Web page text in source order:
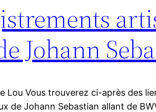
Johann
Lou Vous trouverez ci-après des
de Johann Sebastian allant de